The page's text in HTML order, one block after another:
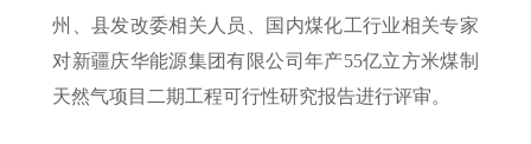
州、县发改委相关人员、国内煤化工行业相关专家
对新疆庆华能源集团有限公司年产55亿立方米煤制
天然气项目二期工程可行性研究报告进行评审。